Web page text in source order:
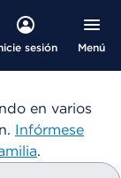
sesión Menú
en varios
Infórmese
.